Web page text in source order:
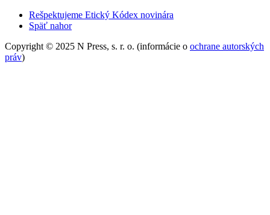
Rešpektujeme Etický Kódex novinára
Späť nahor
Copyright © 2025 N Press, s. r. o. (informácie o ochrane autorských
práv)